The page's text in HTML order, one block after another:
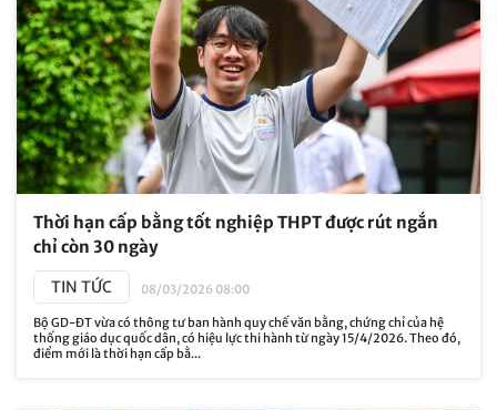
Thời hạn cấp bằng tốt nghiệp THPT được rút ngắn
chỉ còn 30 ngày
TIN TỨC 08/03/2026 08:00
Bộ GD-ĐT vừa có thông tư ban hành quy chế văn bằng, chứng chỉ của hệ
thống giáo dục quốc dân, có hiệu lực thi hành từ ngày 15/4/2026. Theo đó,
điểm mới là thời hạn cấp bằ...